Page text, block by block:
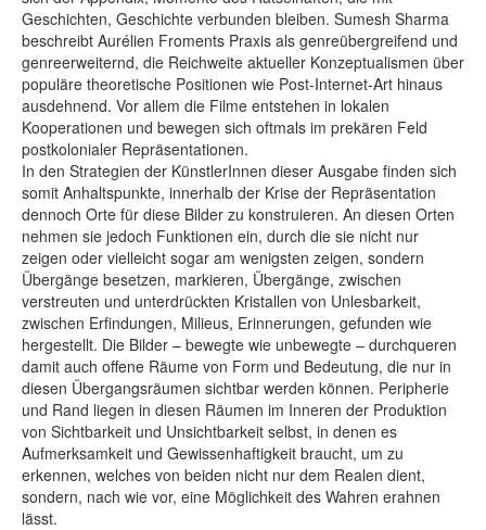
Geschichten, Geschichte verbunden bleiben. Sumesh Sharma
beschreibt Aurélien Froments Praxis als genreübergreifend und
genreerweiternd, die Reichweite aktueller Konzeptualismen über
populäre theoretische Positionen wie Post-Internet-Art hinaus
ausdehnend. Vor allem die Filme entstehen in lokalen
Kooperationen und bewegen sich oftmals im prekären Feld
postkolonialer Repräsentationen.
In den Strategien der KünstlerInnen dieser Ausgabe finden sich
somit Anhaltspunkte, innerhalb der Krise der Repräsentation
dennoch Orte für diese Bilder zu konstruieren. An diesen Orten
nehmen sie jedoch Funktionen ein, durch die sie nicht nur
zeigen oder vielleicht sogar am wenigsten zeigen, sondern
Übergänge besetzen, markieren, Übergänge, zwischen
verstreuten und unterdrückten Kristallen von Unlesbarkeit,
zwischen Erfindungen, Milieus, Erinnerungen, gefunden wie
hergestellt. Die Bilder – bewegte wie unbewegte – durchqueren
damit auch offene Räume von Form und Bedeutung, die nur in
diesen Übergangsräumen sichtbar werden können. Peripherie
und Rand liegen in diesen Räumen im Inneren der Produktion
von Sichtbarkeit und Unsichtbarkeit selbst, in denen es
Aufmerksamkeit und Gewissenhaftigkeit braucht, um zu
erkennen, welches von beiden nicht nur dem Realen dient,
sondern, nach wie vor, eine Möglichkeit des Wahren erahnen
lässt.